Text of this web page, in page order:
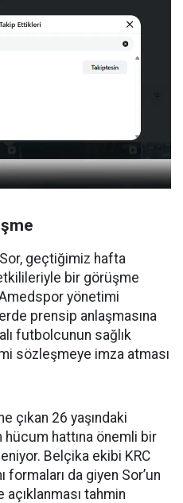
geçtiğimiz hafta
bir görüşme
yönetimi
prensip anlaşmasına
futbolcunun sağlık
sözleşmeye imza atması
çıkan 26 yaşındaki
hattına önemli bir
Belçika ekibi KRC
formaları da giyen Sor’un
tahmin